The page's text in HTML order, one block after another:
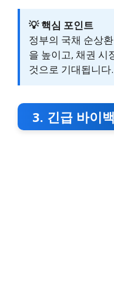
💡 핵심 포인트
정부의 국채 순상
을 높이고, 채권 시
것으로 기대됩니다.
3. 긴급 바이